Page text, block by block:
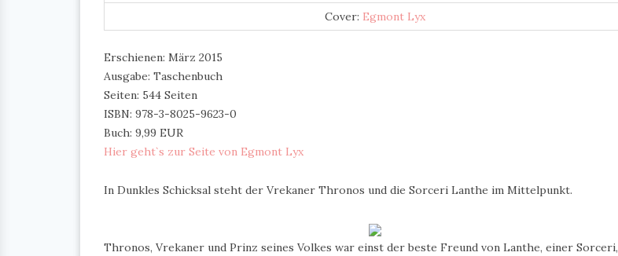
Cover: Egmont Lyx
Erschienen: März 2015
Ausgabe: Taschenbuch
Seiten: 544 Seiten
ISBN: 978-3-8025-9623-0
Buch: 9,99 EUR
Hier geht`s zur Seite von Egmont Lyx
In Dunkles Schicksal steht der Vrekaner Thronos und die Sorceri Lanthe im Mittelpunkt.
Thronos, Vrekaner und Prinz seines Volkes war einst der beste Freund von Lanthe, einer Sorceri,